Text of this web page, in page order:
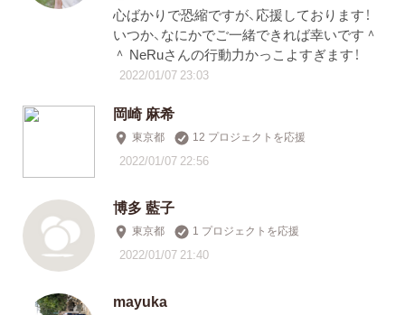
心ばかりで恐縮ですが、応援しております！
いつか、なにかでご一緒できれば幸いです＾
＾ NeRuさんの行動力かっこよすぎます！
2022/01/07 23:03
岡崎 麻希
東京都 12 プロジェクトを応援
2022/01/07 22:56
博多 藍子
東京都 1 プロジェクトを応援
2022/01/07 21:40
mayuka